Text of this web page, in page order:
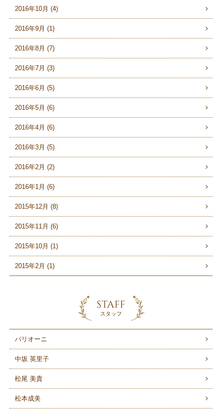
2016年10月 (4)
2016年9月 (1)
2016年8月 (7)
2016年7月 (3)
2016年6月 (5)
2016年5月 (6)
2016年4月 (6)
2016年3月 (5)
2016年2月 (2)
2016年1月 (6)
2015年12月 (8)
2015年11月 (6)
2015年10月 (1)
2015年2月 (1)
STAFF
スタッフ
バリオーニ
中坂 英里子
松尾 美貴
松本成美